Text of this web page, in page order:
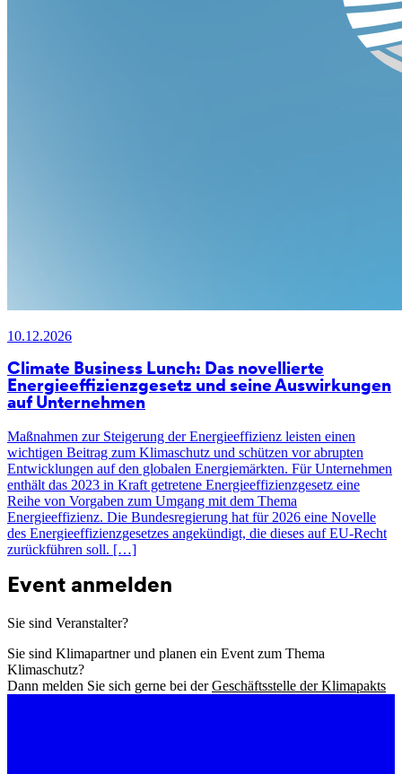
10.12.2026
Climate Business Lunch: Das novellierte
Energieeffizienzgesetz und seine Auswirkungen
auf Unternehmen
Maßnahmen zur Steigerung der Energieeffizienz leisten einen
wichtigen Beitrag zum Klimaschutz und schützen vor abrupten
Entwicklungen auf den globalen Energiemärkten. Für Unternehmen
enthält das 2023 in Kraft getretene Energieeffizienzgesetz eine
Reihe von Vorgaben zum Umgang mit dem Thema
Energieeffizienz. Die Bundesregierung hat für 2026 eine Novelle
des Energieeffizienzgesetzes angekündigt, die dieses auf EU-Recht
zurückführen soll. […]
Event anmelden
Sie sind Veranstalter?
Sie sind Klimapartner und planen ein Event zum Thema
Klimaschutz?
Dann melden Sie sich gerne bei derGeschäftsstelle der Klimapakts